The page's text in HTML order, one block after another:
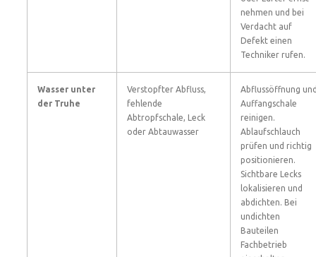
nehmen und bei
Verdacht auf
Defekt einen
Techniker rufen.
Wasser unter
der Truhe
Verstopfter Abfluss,
fehlende
Abtropfschale, Leck
oder Abtauwasser
Abflussöffnung
Auffangschale
reinigen.
Ablaufschlauch
prüfen und richtig
positionieren.
Sichtbare Lecks
lokalisieren und
abdichten. Bei
undichten
Bauteilen
Fachbetrieb